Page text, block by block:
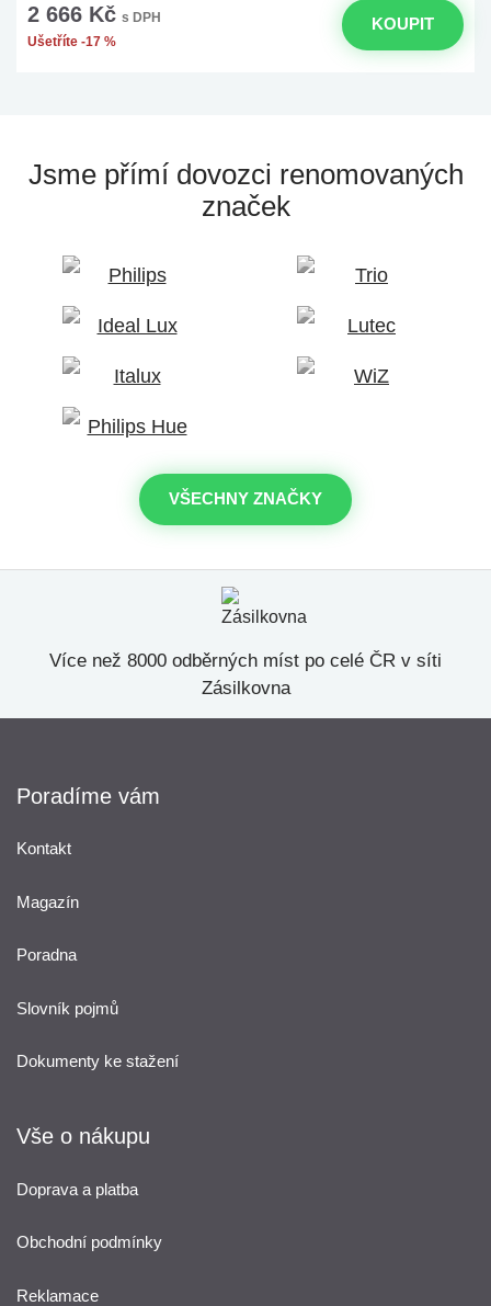
2 666 Kč s DPH
Ušetříte -17 %
KOUPIT
Jsme přímí dovozci renomovaných
značek
VŠECHNY ZNAČKY
Více než 8000 odběrných míst po celé ČR v síti
Zásilkovna
Poradíme vám
Kontakt
Magazín
Poradna
Slovník pojmů
Dokumenty ke stažení
Vše o nákupu
Doprava a platba
Obchodní podmínky
Reklamace